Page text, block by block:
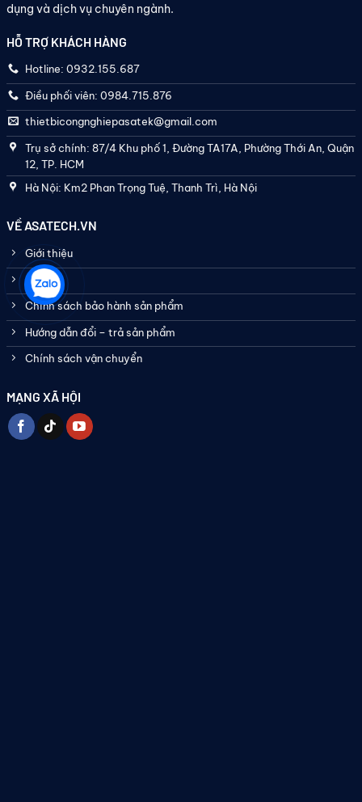
dụng và dịch vụ chuyên ngành.
HỖ TRỢ KHÁCH HÀNG
Hotline: 0932.155.687
Điều phối viên: 0984.715.876
thietbicongnghiepasatek@gmail.com
Trụ sở chính: 87/4 Khu phố 1, Đường TA17A, Phường Thới An, Quận
12, TP. HCM
Hà Nội: Km2 Phan Trọng Tuệ, Thanh Trì, Hà Nội
VỀ ASATECH.VN
Giới thiệu
Liên hệ
Chính sách bảo hành sản phẩm
Hướng dẫn đổi – trả sản phẩm
Chính sách vận chuyển
MẠNG XÃ HỘI